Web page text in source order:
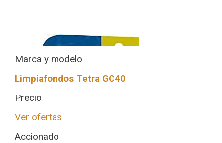
Marca y modelo
Limpiafondos Tetra GC40
Precio
Ver ofertas
Accionado